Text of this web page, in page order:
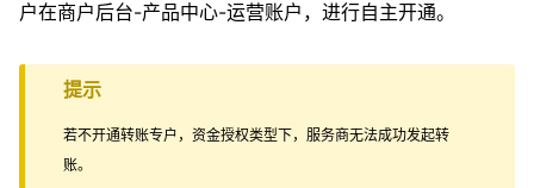
户在商户后台-产品中心-运营账户，进行自主开通。
提示
若不开通转账专户，资金授权类型下，服务商无法成功发起转
账。